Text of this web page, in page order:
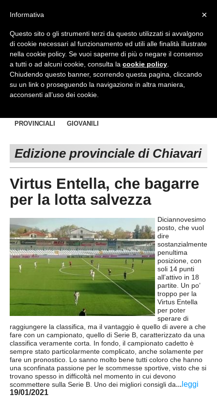
Top Menu
HOME
Accedi / Registrati
PROVINCE
GENOVA
LA SPEZIA
Carica la tua Rosa
PROVINCIALI
GIOVANILI
Edizione provinciale di Chiavari
Virtus Entella, che bagarre
per la lotta salvezza
Diciannovesimo
posto, che vuol
dire
sostanzialmente
penultima
posizione, con
soli 14 punti
all’attivo in 18
partite. Un po’
troppo per la
Virtus Entella
per poter
sperare di
raggiungere la classifica, ma il vantaggio è quello di avere a che
fare con un campionato, quello di Serie B, caratterizzato da una
classifica veramente corta. In fondo, il campionato cadetto è
sempre stato particolarmente complicato, anche solamente per
fare un pronostico. Lo sanno molto bene tutti coloro che hanno
una sconfinata passione per le scommesse sportive, visto che si
trovano spesso in difficoltà nel momento in cui devono
scommettere sulla Serie B. Uno dei migliori consigli da... leggi
19/01/2021
×
Informativa
Questo sito o gli strumenti terzi da questo utilizzati si avvalgono
di cookie necessari al funzionamento ed utili alle finalità illustrate
nella cookie policy. Se vuoi saperne di più o negare il consenso
a tutti o ad alcuni cookie, consulta la cookie policy
Chiudendo questo banner, scorrendo questa pagina, cliccando
su un link o proseguendo la navigazione in altra maniera,
acconsenti all’uso dei cookie.